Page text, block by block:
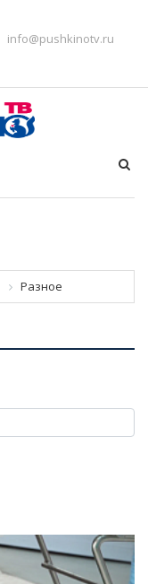
info@pushkinotv.ru
Разное